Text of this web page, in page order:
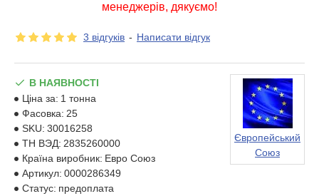
менеджерів, дякуємо!
3 відгуків - Написати відгук
В НАЯВНОСТІ
Ціна за: 1 тонна
Фасовка: 25
SKU: 30016258
ТН ВЭД: 2835260000
Країна виробник: Евро Союз
Артикул: 0000286349
Статус: предоплата
Європейський
Союз